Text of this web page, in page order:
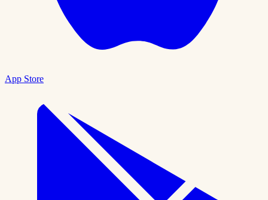
App Store